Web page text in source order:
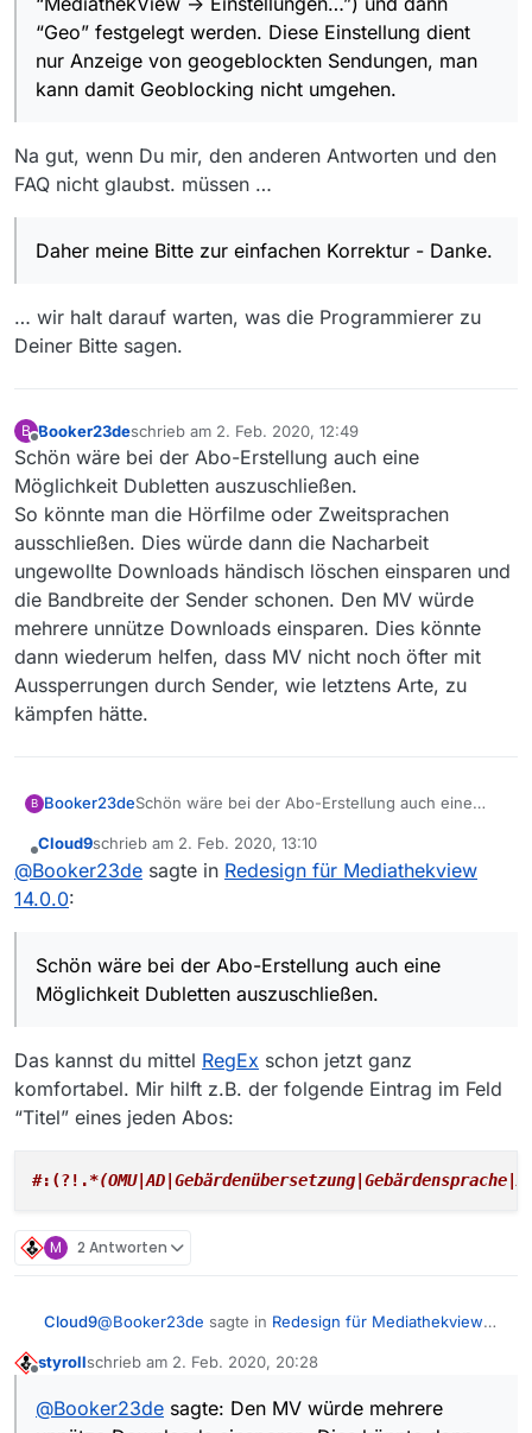
“Geo” festgelegt werden. Diese Einstellung dient
nur Anzeige von geogeblockten Sendungen, man
kann damit Geoblocking nicht umgehen.
Na gut, wenn Du mir, den anderen Antworten und den
FAQ nicht glaubst. müssen …
Daher meine Bitte zur einfachen Korrektur - Danke.
… wir halt darauf warten, was die Programmierer zu
Deiner Bitte sagen.
B
Offline
Booker23deschrieb am 2. Feb. 2020, 12:49
zuletzt editiert von
Schön wäre bei der Abo-Erstellung auch eine
Möglichkeit Dubletten auszuschließen.
So könnte man die Hörfilme oder Zweitsprachen
ausschließen. Dies würde dann die Nacharbeit
ungewollte Downloads händisch löschen einsparen und
die Bandbreite der Sender schonen. Den MV würde
mehrere unnütze Downloads einsparen. Dies könnte
dann wiederum helfen, dass MV nicht noch öfter mit
Aussperrungen durch Sender, wie letztens Arte, zu
kämpfen hätte.
B Booker23deSchön wäre bei der Abo-Erstellung auch eine
So könnte man die Hörfilme oder Zweitsprachen
ausschließen. Dies würde dann die Nacharbeit
Downloads einsparen. Dies könnte dann
wiederum helfen, dass MV nicht noch öfter mit
Aussperrungen durch Sender, wie letztens Arte,
Offline
Cloud9schrieb am 2. Feb. 2020, 13:10
zuletzt editiert von
@Booker23de sagte in Redesign für Mediathekview
14.0.0:
Schön wäre bei der Abo-Erstellung auch eine
Möglichkeit Dubletten auszuschließen.
Das kannst du mittel RegEx schon jetzt ganz
komfortabel. Mir hilft z.B. der folgende Eintrag im Feld
“Titel” eines jeden Abos:
#:(?!.
M 2 Antworten
Cloud9@Booker23de sagte in Redesign für Mediathekview
Möglichkeit Dubletten auszuschließen.
Das kannst du mittel
schon jetzt ganz
styrollschrieb am 2. Feb. 2020, 20:28
zuletzt editiert von
@Booker23de sagte: Den MV würde mehrere